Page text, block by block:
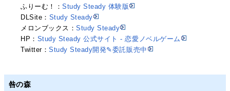
ふりーむ！：Study Steady 体験版
DLSite： Study Steady
メロンブックス：Study Steady
HP： Study Steady 公式サイト - 恋愛ノベルゲーム
Twitter：Study Steady開発✎委託販売中
咎の森